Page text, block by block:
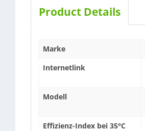
Product Details
Marke
Internetlink
Modell
Effizienz-Index bei 35°C